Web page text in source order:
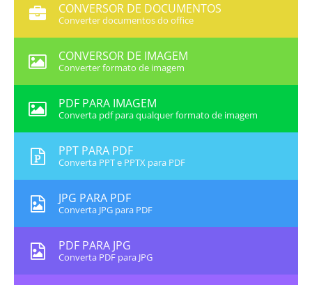
CONVERSOR DE DOCUMENTOS
Converter documentos do office
CONVERSOR DE IMAGEM
Converter formato de imagem
PDF PARA IMAGEM
Converta pdf para qualquer formato de imagem
PPT PARA PDF
Converta PPT e PPTX para PDF
JPG PARA PDF
Converta JPG para PDF
PDF PARA JPG
Converta PDF para JPG